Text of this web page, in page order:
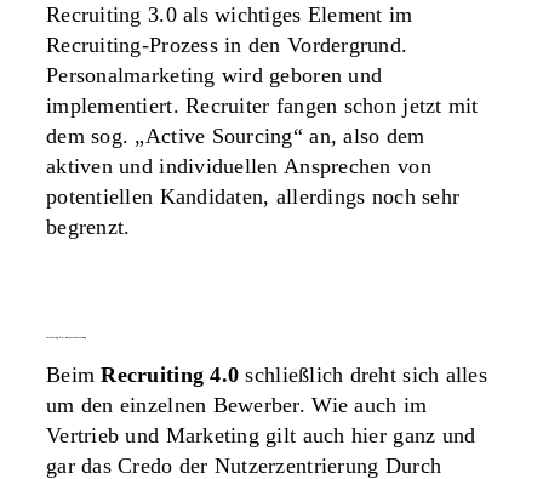
Recruiting 3.0 als wichtiges Element im
Recruiting-Prozess in den Vordergrund.
Personalmarketing wird geboren und
implementiert. Recruiter fangen schon jetzt mit
dem sog. „Active Sourcing“ an, also dem
aktiven und individuellen Ansprechen von
potentiellen Kandidaten, allerdings noch sehr
begrenzt.
BeimRecruiting 4.0schließlich dreht sich alles
um den einzelnen Bewerber. Wie auch im
Vertrieb und Marketing gilt auch hier ganz und
gar das Credo der Nutzerzentrierung Durch